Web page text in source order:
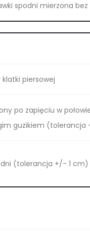
spodni mierzona
klatki piersowej
po zapięciu w
guzikiem (tolerancja
(tolerancja +/- 1 cm)